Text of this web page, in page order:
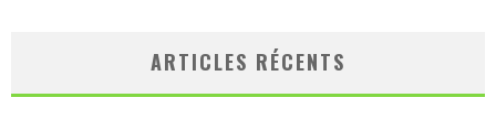
ARTICLES RÉCENTS